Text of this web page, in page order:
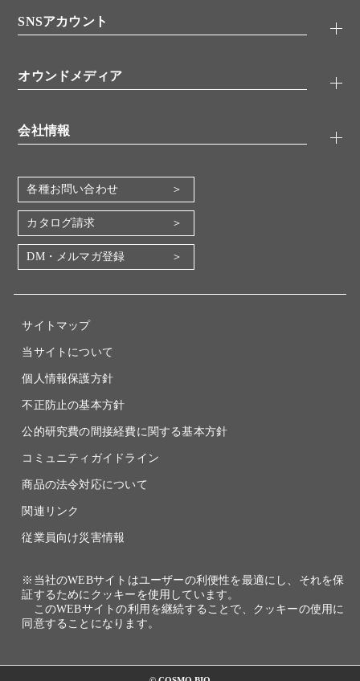
分子生物
バイオメディカル(環境・食品)
機器・消耗品
アプリケーションノート
書類ダウンロード
SNSアカウント
YouTube
オウンドメディア
会社情報
会社概要
地図・アクセス（本社）
IR情報
電子公告
各種お問い合わせ
カタログ請求
DM・メルマガ登録
サイトマップ
当サイトについて
個人情報保護方針
不正防止の基本方針
公的研究費の間接経費に関する基本方針
コミュニティガイドライン
商品の法令対応について
関連リンク
従業員向け災害情報
※当社のWEBサイトはユーザーの利便性を最適にし、それを保
証するためにクッキーを使用しています。
このWEBサイトの利用を継続することで、クッキーの使用に
同意することになります。